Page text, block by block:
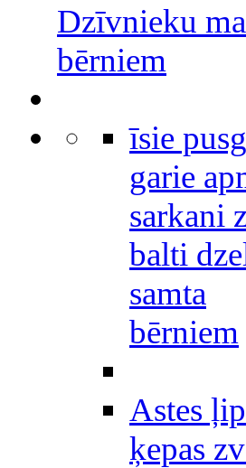
Dzīvnieku
bērniem
īsie
garie
sarkani
balti
samta
bērniem
Astes
ķepas